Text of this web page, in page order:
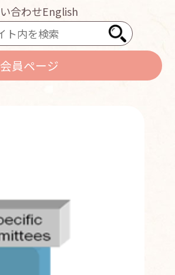
合わせEnglish
会員ページ